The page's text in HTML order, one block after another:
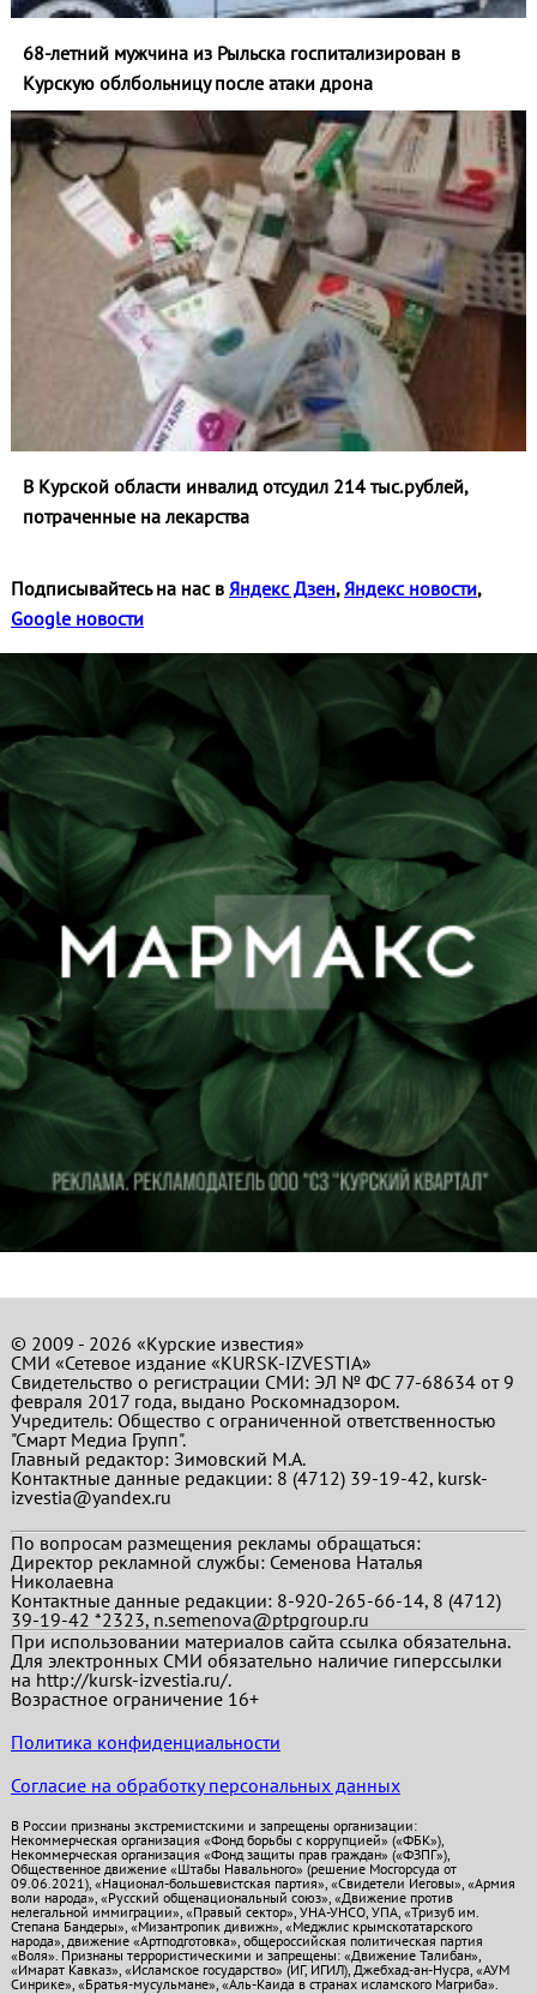
68-летний мужчина из Рыльска госпитализирован в
Курскую облбольницу после атаки дрона
В Курской области инвалид отсудил 214 тыс.рублей,
потраченные на лекарства
Подписывайтесь на нас в Яндекс Дзен, Яндекс новости,
Google новости
© 2009 - 2026 «Курские известия»
СМИ «Сетевое издание «KURSK-IZVESTIA»
Свидетельство о регистрации СМИ: ЭЛ № ФС 77-68634 от 9
февраля 2017 года, выдано Роскомнадзором.
Учредитель: Общество с ограниченной ответственностью
"Смарт Медиа Групп".
Главный редактор:Зимовский М.А.
Контактные данные редакции: 8 (4712) 39-19-42, kursk-
izvestia@yandex.ru
По вопросам размещения рекламы обращаться:
Директор рекламной службы: Семенова Наталья
Николаевна
Контактные данные редакции: 8-920-265-66-14, 8 (4712)
39-19-42 *2323, n.semenova@ptpgroup.ru
При использовании материалов сайта ссылка обязательна.
Для электронных СМИ обязательно наличие гиперссылки
на http://kursk-izvestia.ru/.
Возрастное ограничение 16+
Политика конфиденциальности
Согласие на обработку персональных данных
В России признаны экстремистскими и запрещены организации:
Некоммерческая организация «Фонд борьбы с коррупцией» («ФБК»),
Некоммерческая организация «Фонд защиты прав граждан» («ФЗПГ»),
Общественное движение «Штабы Навального» (решение Мосгорсуда от
09.06.2021), «Национал-большевистская партия», «Свидетели Иеговы», «Армия
воли народа», «Русский общенациональный союз», «Движение против
нелегальной иммиграции», «Правый сектор», УНА-УНСО, УПА, «Тризуб им.
Степана Бандеры», «Мизантропик дивижн», «Меджлис крымскотатарского
народа», движение «Артподготовка», общероссийская политическая партия
«Воля». Признаны террористическими и запрещены: «Движение Талибан»,
«Имарат Кавказ», «Исламское государство» (ИГ, ИГИЛ), Джебхад-ан-Нусра, «АУМ
Синрике», «Братья-мусульмане», «Аль-Каида в странах исламского Магриба».